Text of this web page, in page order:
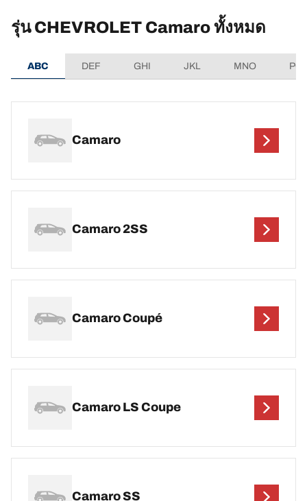
รุ่น CHEVROLET Camaro ทั้งหมด
ABC DEF GHI JKL MNO
Camaro
Camaro 2SS
Camaro Coupé
Camaro LS Coupe
Camaro SS